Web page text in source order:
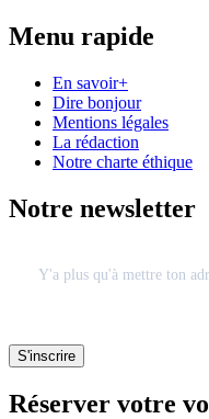
Menu rapide
En savoir+
Dire bonjour
Mentions légales
La rédaction
Notre charte éthique
Notre newsletter
Réserver votre